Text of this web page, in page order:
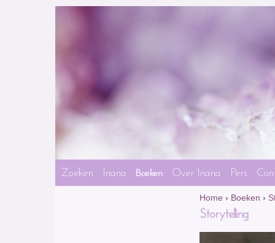
Home › Boeken ›
Storytelling
Zoeken Inana Boeken Over Inana Pers